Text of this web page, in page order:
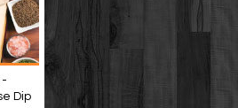
-
Dip